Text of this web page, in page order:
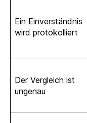
Ein Einverständnis
wird protokolliert
Der Vergleich ist
ungenau